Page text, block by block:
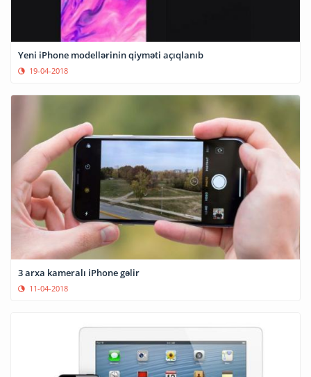
Yeni iPhone modellərinin qiyməti açıqlanıb
19-04-2018
3 arxa kameralı iPhone gəlir
11-04-2018